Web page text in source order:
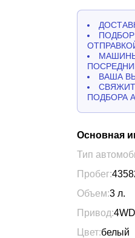
ВАША
ПОДБОРА
Основная
Тип
Пробег:
Объем:3 л.
Привод:4WD
Цвет:белый